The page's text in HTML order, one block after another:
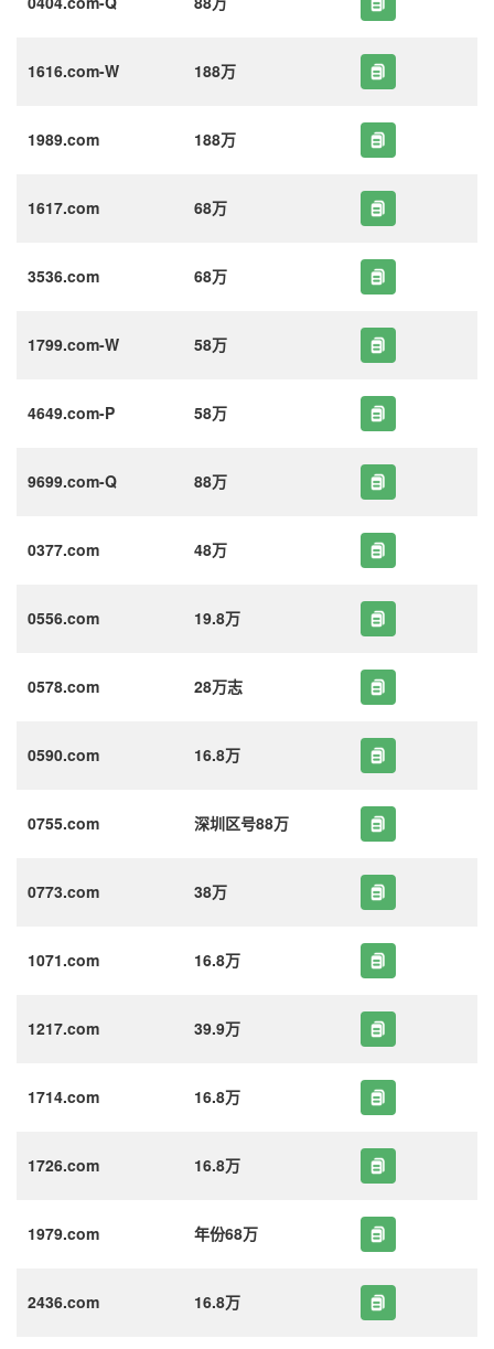
1616.com-W 188万
1989.com 188万
1617.com 68万
3536.com 68万
1799.com-W 58万
4649.com-P 58万
9699.com-Q 88万
0377.com 48万
0556.com 19.8万
0578.com 28万志
0590.com 16.8万
0755.com 深圳区号88万
0773.com 38万
1071.com 16.8万
1217.com 39.9万
1714.com 16.8万
1726.com 16.8万
1979.com 年份68万
2436.com 16.8万